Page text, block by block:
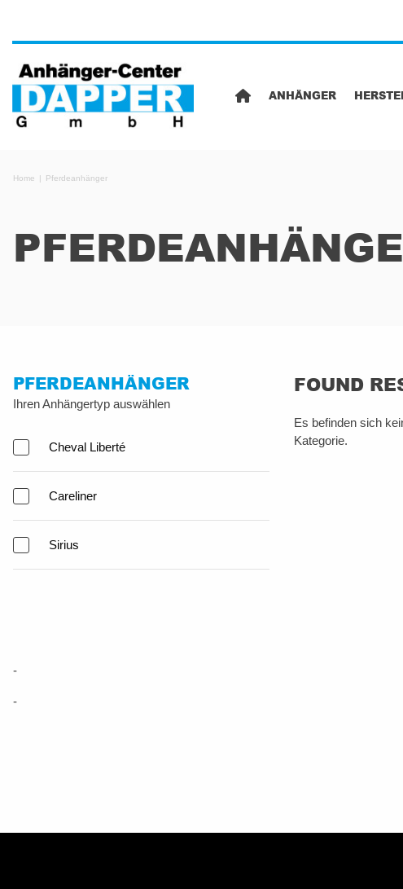
ANHÄNGER
Home Pferdeanhänger
PFERDEANHÄNGER
Ihren Anhängertyp auswählen
Cheval Liberté
Careliner
Sirius
FOUND
Es befinden sich
Kategorie.
-
-